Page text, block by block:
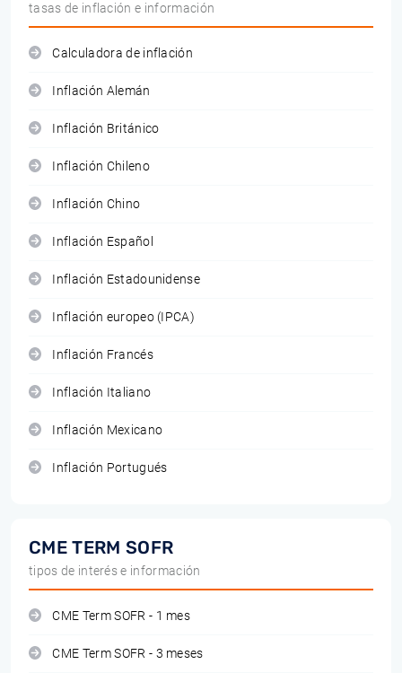
tasas de inflación e información
Calculadora de inflación
Inflación Alemán
Inflación Británico
Inflación Chileno
Inflación Chino
Inflación Español
Inflación Estadounidense
Inflación europeo (IPCA)
Inflación Francés
Inflación Italiano
Inflación Mexicano
Inflación Portugués
CME TERM SOFR
tipos de interés e información
CME Term SOFR - 1 mes
CME Term SOFR - 3 meses